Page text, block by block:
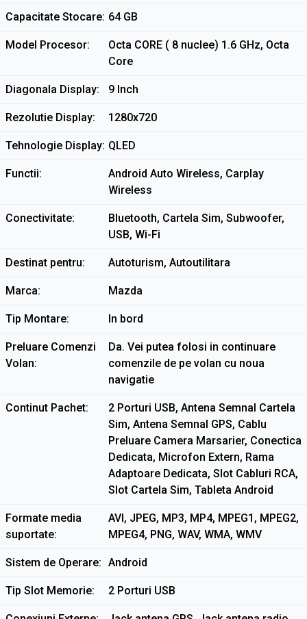
Capacitate Stocare 64 GB
Model Procesor
Octa CORE ( 8 nuclee) 1.6 GHz, Octa
Core
Diagonala Display 9 Inch
Rezolutie Display 1280x720
Tehnologie Display QLED
Functii
Android Auto Wireless, Carplay
Wireless
Conectivitate
Bluetooth, Cartela Sim, Subwoofer,
USB, Wi-Fi
Destinat pentru Autoturism, Autoutilitara
Marca Mazda
Tip Montare In bord
Preluare Comenzi
Volan
Da. Vei putea folosi in continuare
comenzile de pe volan cu noua
navigatie
Continut Pachet
2 Porturi USB, Antena Semnal Cartela
Sim, Antena Semnal GPS, Cablu
Preluare Camera Marsarier, Conectica
Dedicata, Microfon Extern, Rama
Adaptoare Dedicata, Slot Cabluri RCA,
Slot Cartela Sim, Tableta Android
Formate media
suportate
AVI, JPEG, MP3, MP4, MPEG1, MPEG2,
MPEG4, PNG, WAV, WMA, WMV
Sistem de Operare Android
Tip Slot Memorie 2 Porturi USB